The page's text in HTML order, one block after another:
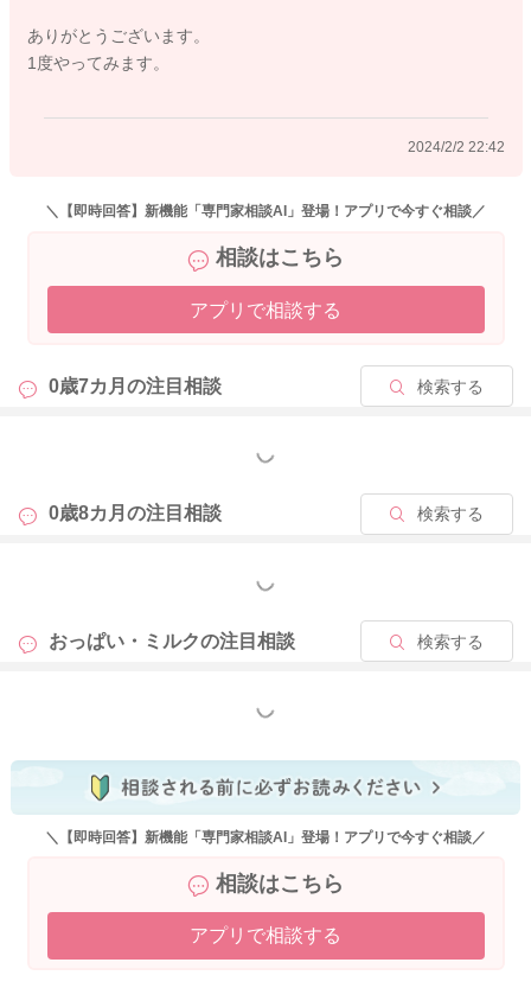
ありがとうございます。
1度やってみます。
2024/2/2 22:42
＼【即時回答】新機能「専門家相談AI」登場！アプリで今すぐ相談／
相談はこちら
アプリで相談する
0歳7カ月の注目相談 検索する
もっと見る
0歳8カ月の注目相談 検索する
もっと見る
おっぱい・ミルクの注目相談 検索する
もっと見る
＼【即時回答】新機能「専門家相談AI」登場！アプリで今すぐ相談／
相談はこちら
アプリで相談する